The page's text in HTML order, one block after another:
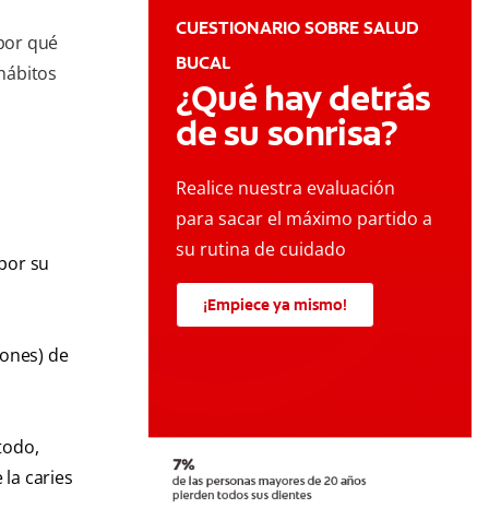
qué
su
de
la caries
CUESTIONARIO SOBRE SALUD
BUCAL
¿Qué hay detrás
de su sonrisa?
Realice nuestra evaluación
para sacar el máximo partido a
su rutina de cuidado
¡Empiece ya mismo!